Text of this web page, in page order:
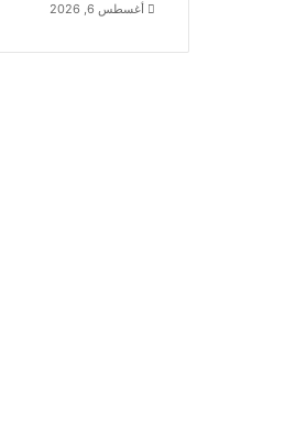
أغسطس 6, 2026